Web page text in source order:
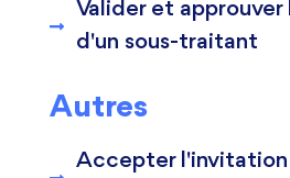
Valider et
d'un sous-traitant
Autres
Accepter l'invitation